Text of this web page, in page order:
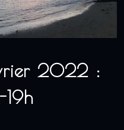
2022 :